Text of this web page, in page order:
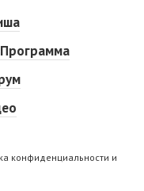
конфиденциальности и